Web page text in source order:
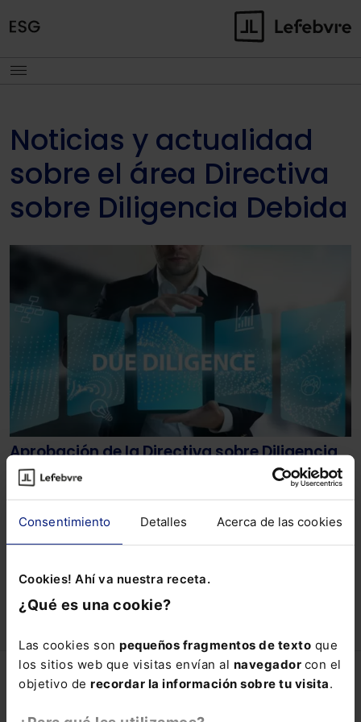
Consentimiento Detalles Acerca de las cookies
Cookies! Ahí va nuestra receta.
¿Qué es una cookie?
Las cookies son pequeños fragmentos de texto que
los sitios web que visitas envían al navegador con el
objetivo de recordar la información sobre tu visita.
Noticias y actualidad
sobre el área Directiva
sobre Diligencia Debida
Aprobación de la Directiva sobre Diligencia
Debida en materia de sostenibilidad
corporativa
un acuerdo provisional el 14 de diciembre de 2023.
Lefebvre
Lefebvre.es